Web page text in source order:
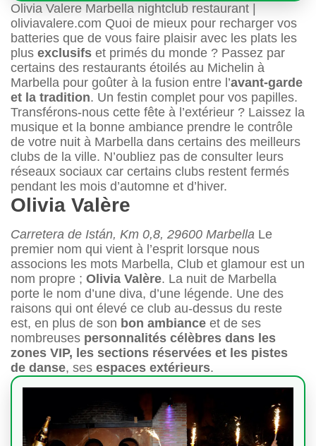
Olivia Valere Marbella nightclub restaurant |
oliviavalere.com Quoi de mieux pour recharger vos
batteries que de vous faire plaisir avec les plats les
plus exclusifs et primés du monde ? Passez par
certains des restaurants étoilés au Michelin à
Marbella pour goûter à la fusion entre l’avant-garde
et la tradition. Un festin complet pour vos papilles.
Transférons-nous cette fête à l’extérieur ? Laissez la
musique et la bonne ambiance prendre le contrôle
de votre nuit à Marbella dans certains des meilleurs
clubs de la ville. N’oubliez pas de consulter leurs
réseaux sociaux car certains clubs restent fermés
pendant les mois d’automne et d’hiver.
Olivia Valère
Carretera de Istán, Km 0,8, 29600 Marbella Le
premier nom qui vient à l’esprit lorsque nous
associons les mots Marbella, Club et glamour est un
nom propre ; Olivia Valère. La nuit de Marbella
porte le nom d’une diva, d’une légende. Une des
raisons qui ont élevé ce club au-dessus du reste
est, en plus de son bon ambiance et de ses
nombreuses personnalités célèbres dans les
zones VIP, les sections réservées et les pistes
de danse, ses espaces extérieurs.